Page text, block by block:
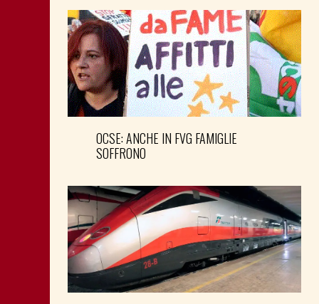
OCSE: ANCHE IN FVG FAMIGLIE
SOFFRONO